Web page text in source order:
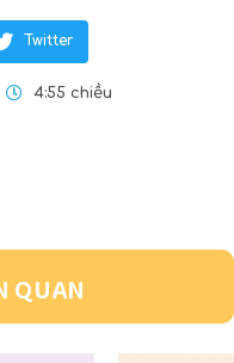
Twitter
4:55 chiều
QUAN